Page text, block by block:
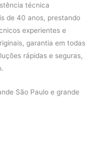
técnica
de 40 anos, prestando
experientes e
garantia em todas
rápidas e seguras,
São Paulo e grande